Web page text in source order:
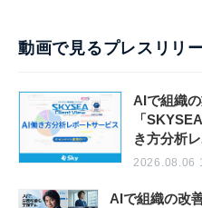
動画で見るプレスリリ
AIで組織
「
き方分析
2026.08.06
AIで組織の改